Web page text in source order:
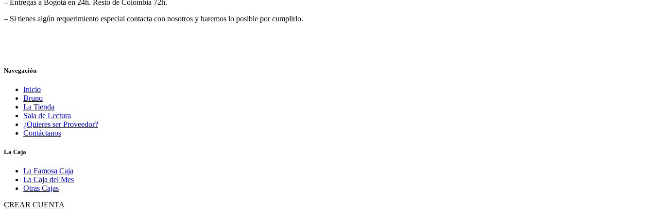
– Entregas a Bogotá en 24h. Resto de Colombia 72h.
– Si tienes algún requerimiento especial contacta con nosotros y haremos lo posible por cumplirlo.
Navegación
Inicio
Bruno
La Tienda
Sala de Lectura
¿Quieres ser Proveedor?
Contáctanos
La Caja
La Famosa Caja
La Caja del Mes
Otras Cajas
CREAR CUENTA